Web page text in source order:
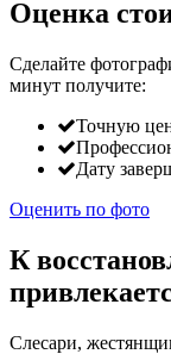
Оценка
Сделайте
минут получите:
Точную
Дату
Оценить по фото
К
Слесари,